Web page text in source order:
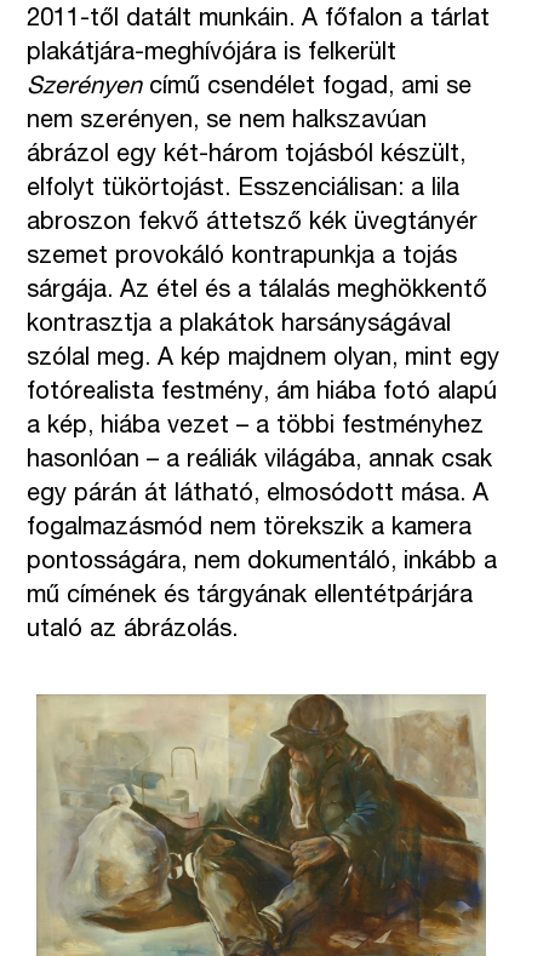
2011-től datált munkáin. A főfalon a tárlat
plakátjára-meghívójára is felkerült
Szerényen című csendélet fogad, ami se
nem szerényen, se nem halkszavúan
ábrázol egy két-három tojásból készült,
elfolyt tükörtojást. Esszenciálisan: a lila
abroszon fekvő áttetsző kék üvegtányér
szemet provokáló kontrapunkja a tojás
sárgája. Az étel és a tálalás meghökkentő
kontrasztja a plakátok harsányságával
szólal meg. A kép majdnem olyan, mint egy
fotórealista festmény, ám hiába fotó alapú
a kép, hiába vezet – a többi festményhez
hasonlóan – a reáliák világába, annak csak
egy párán át látható, elmosódott mása. A
fogalmazásmód nem törekszik a kamera
pontosságára, nem dokumentáló, inkább a
mű címének és tárgyának ellentétpárjára
utaló az ábrázolás.